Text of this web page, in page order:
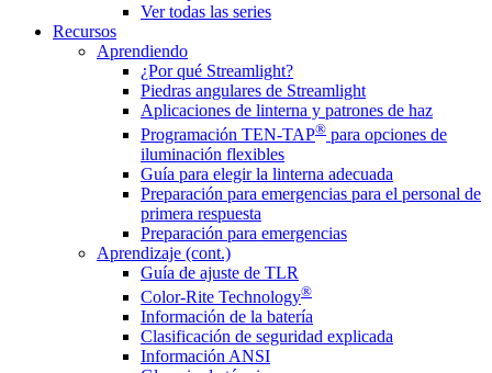
Ver todas las series
Recursos
Aprendiendo
¿Por qué Streamlight?
Piedras angulares de Streamlight
Aplicaciones de linterna y patrones de haz
Programación TEN-TAP® para opciones de
iluminación flexibles
Guía para elegir la linterna adecuada
Preparación para emergencias para el personal de
primera respuesta
Preparación para emergencias
Aprendizaje (cont.)
Guía de ajuste de TLR
Color-Rite Technology®
Información de la batería
Clasificación de seguridad explicada
Información ANSI